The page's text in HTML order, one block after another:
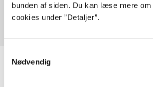
bunden af siden. Du kan læse mere
cookies under ”Detaljer”.
Nødvendig